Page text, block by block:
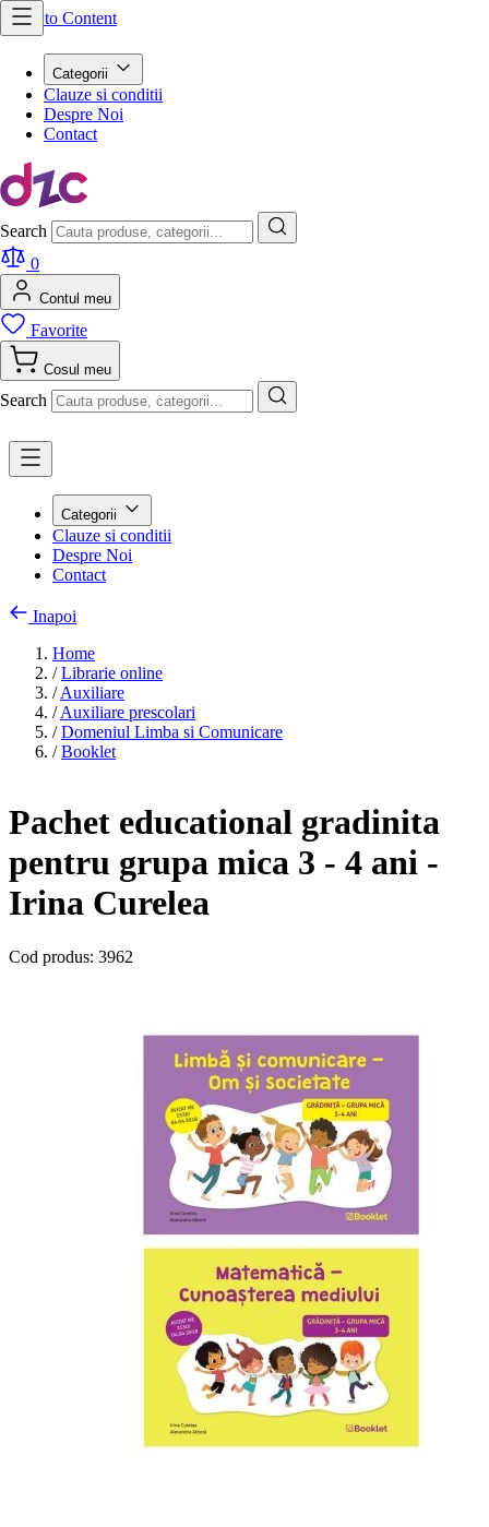
Skip to Content
Categorii
Clauze si conditii
Despre Noi
Contact
Search
0
Contul meu
Favorite
Cosul meu
Search
Categorii
Clauze si conditii
Despre Noi
Contact
Inapoi
Home
/ Librarie online
/ Auxiliare
/ Auxiliare prescolari
/ Domeniul Limba si Comunicare
/ Booklet
Pachet educational gradinita
pentru grupa mica 3 - 4 ani -
Irina Curelea
Cod produs: 3962